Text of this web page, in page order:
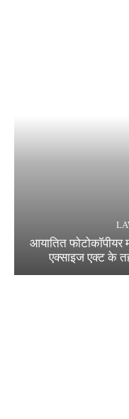
आयातित
एक्साइज एक्ट के